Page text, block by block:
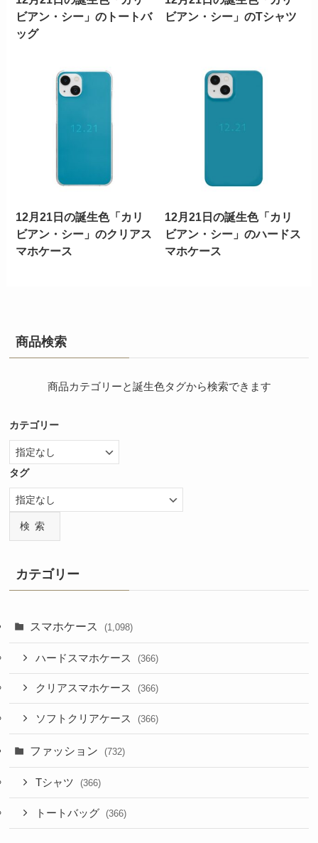
ビアン・シー」のトートバ
ッグ
ビアン・シー」のTシャツ
12月21日の誕生色「カリ
ビアン・シー」のクリアス
マホケース
12月21日の誕生色「カリ
ビアン・シー」のハードス
マホケース
商品検索
商品カテゴリーと誕生色タグから検索できます
カテゴリー
タグ
検索
カテゴリー
スマホケース (1,098)
ハードスマホケース (366)
クリアスマホケース (366)
ソフトクリアケース (366)
ファッション (732)
Tシャツ (366)
トートバッグ (366)